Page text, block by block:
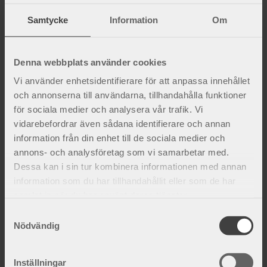
Samtycke Information Om
Denna webbplats använder cookies
Vi använder enhetsidentifierare för att anpassa innehållet
och annonserna till användarna, tillhandahålla funktioner
för sociala medier och analysera vår trafik. Vi
vidarebefordrar även sådana identifierare och annan
information från din enhet till de sociala medier och
annons- och analysföretag som vi samarbetar med.
Dessa kan i sin tur kombinera informationen med annan
information som du har tillhandahållit eller som de har
Nödvändig
Inställningar
Orsaker till knäsmärta
överbelastning eller skada. Inte sällan är det
meniskerna, sidoledbanden eller främre korsband
som blir sk...